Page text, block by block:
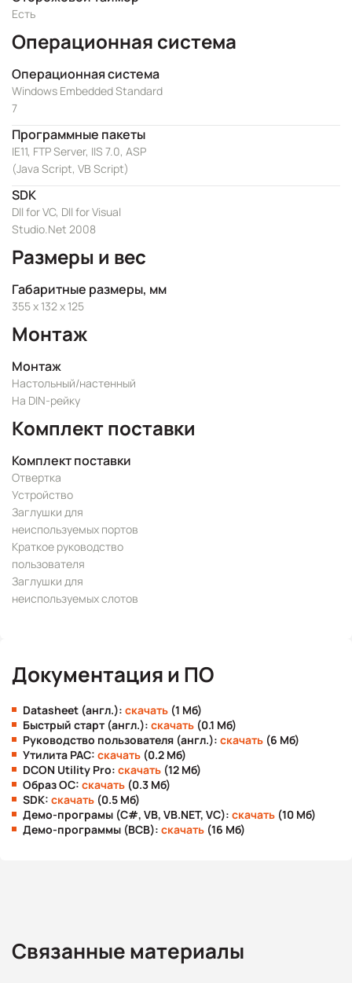
Есть
Операционная система
Операционная система
Windows Embedded Standard
7
Программные пакеты
IE11, FTP Server, IIS 7.0, ASP
(Java Script, VB Script)
SDK
Dll for VC, Dll for Visual
Studio.Net 2008
Размеры и вес
Габаритные размеры, мм
355 x 132 x 125
Монтаж
Монтаж
Настольный/настенный
На DIN-рейку
Комплект поставки
Комплект поставки
Отвертка
Устройство
Заглушки для
неиспользуемых портов
Краткое руководство
пользователя
Заглушки для
неиспользуемых слотов
Документация и ПО
Datasheet (англ.): скачать (1 Мб)
Быстрый старт (англ.): скачать (0.1 Мб)
Руководство пользователя (англ.): скачать (6 Мб)
Утилита PAC: скачать (0.2 Мб)
DCON Utility Pro: скачать (12 Мб)
Образ ОС: скачать (0.3 Мб)
SDK: скачать (0.5 Мб)
Демо-програмы (C#, VB, VB.NET, VC): скачать (10 Мб)
Демо-программы (BCB): скачать (16 Мб)
Связанные материалы